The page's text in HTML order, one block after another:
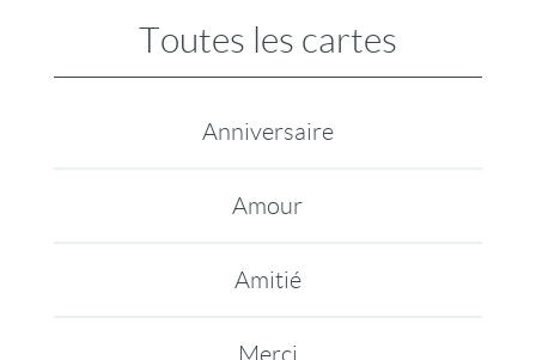
Toutes les cartes
Anniversaire
Amour
Amitié
Merci